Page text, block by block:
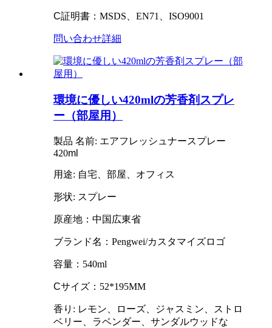
C証明書：MSDS、EN71、ISO9001
問い合わせ詳細
環境に優しい420mlの芳香剤スプレ
ー（部屋用）
製品 名前: エアフレッシュナースプレー
420ml
用途: 自宅、部屋、オフィス
形状: スプレー
原産地：中国広東省
ブランド名：Pengwei/カスタマイズロゴ
容量：540ml
Cサイズ：52*195MM
香り: レモン、ローズ、ジャスミン、ストロ
ベリー、ラベンダー、サンダルウッドな